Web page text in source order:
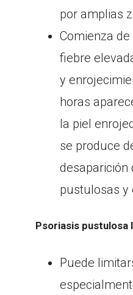
por amplias
Comienza
fiebre
y
horas
la piel
se produce
desaparición
pustulosas y
Psoriasis pustulosa
Puede